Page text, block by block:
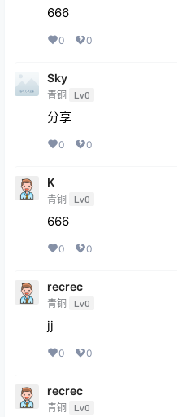
666
0 0
Sky
青铜 Lv0
分享
0 0
K
青铜 Lv0
666
0 0
recrec
青铜 Lv0
jj
0 0
recrec
青铜 Lv0